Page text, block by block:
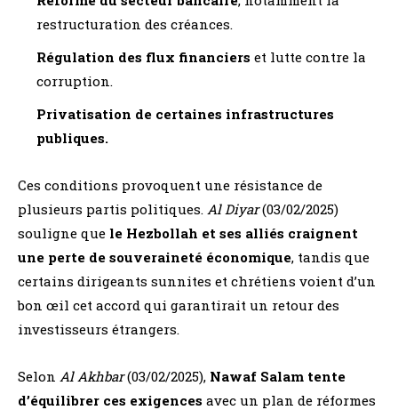
restructuration des créances.
Régulation des flux financiers et lutte contre la
corruption.
Privatisation de certaines infrastructures
publiques.
Ces conditions provoquent une résistance de
plusieurs partis politiques. Al Diyar(03/02/2025)
souligne que le Hezbollah et ses alliés craignent
une perte de souveraineté économique, tandis que
certains dirigeants sunnites et chrétiens voient d’un
bon œil cet accord qui garantirait un retour des
investisseurs étrangers.
Selon Al Akhbar(03/02/2025), Nawaf Salam tente
d’équilibrer ces exigences avec un plan de réformes